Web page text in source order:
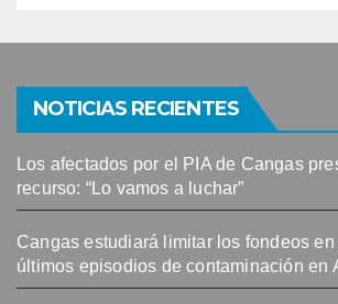
NOTICIAS RECIENTES
Los afectados por el PIA de Cangas
recurso: “Lo vamos a luchar”
Cangas estudiará limitar los fondeos
últimos episodios de contaminación en